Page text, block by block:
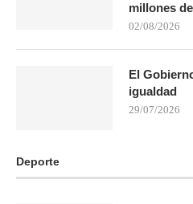
millones
02/08/2026
El
igualdad
29/07/2026
Deporte